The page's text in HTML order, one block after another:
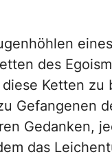
des
Ketten zu
Gefangenen
Gedanken,
das